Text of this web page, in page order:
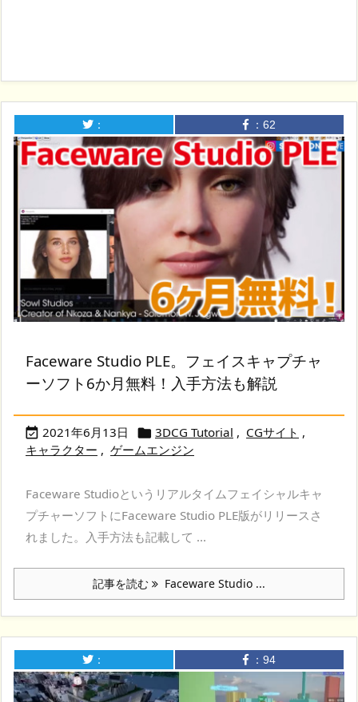
： ： 62
Faceware Studio PLE。フェイスキャプチャ
ーソフト6か月無料！入手方法も解説
 2021年6月13日  3DCG Tutorial , CGサイト ,
キャラクター , ゲームエンジン
Faceware Studioというリアルタイムフェイシャルキャ
プチャーソフトにFaceware Studio PLE版がリリースさ
れました。入手方法も記載して ...
記事を読む Faceware Studio ...
： ： 94